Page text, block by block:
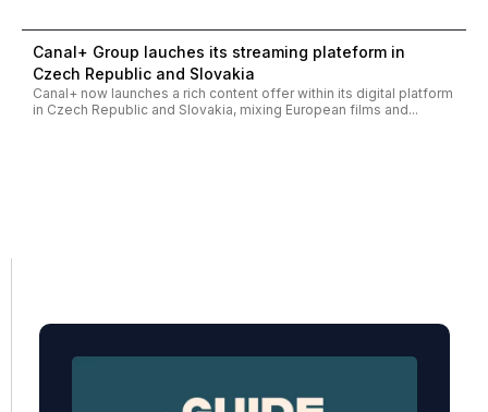
Canal+ Group lauches its streaming plateform in
Czech Republic and Slovakia
Canal+ now launches a rich content offer within its digital platform
in Czech Republic and Slovakia, mixing European films and...